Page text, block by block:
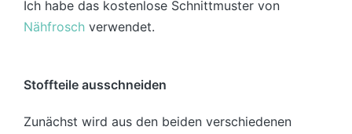
Ich habe das kostenlose Schnittmuster von
Nähfrosch verwendet.
Stoffteile ausschneiden
Zunächst wird aus den beiden verschiedenen